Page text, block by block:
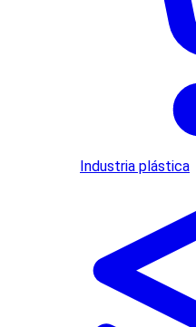
Industria plástica